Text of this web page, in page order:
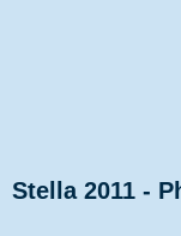
Stella 2011 -